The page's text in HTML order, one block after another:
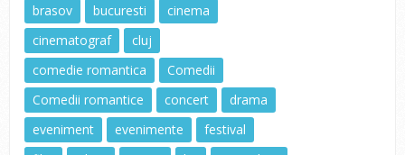
brasov
bucuresti
cinema
cinematograf
cluj
comedie romantica
Comedii
Comedii romantice
concert
drama
eveniment
evenimente
festival